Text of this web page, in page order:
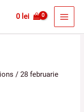
0 lei
/28 februarie